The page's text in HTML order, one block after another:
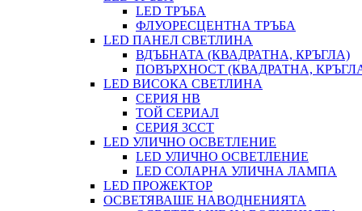
LED ТРЪБА
ФЛУОРЕСЦЕНТНА ТРЪБА
LED ПАНЕЛ СВЕТЛИНА
ВДЪБНАТА (КВАДРАТНА, КРЪГЛА)
ПОВЪРХНОСТ (КВАДРАТНА,
LED ВИСОКА СВЕТЛИНА
СЕРИЯ HB
ТОЙ СЕРИАЛ
СЕРИЯ 3CCT
LED УЛИЧНО ОСВЕТЛЕНИЕ
LED УЛИЧНО ОСВЕТЛЕНИЕ
LED СОЛАРНА УЛИЧНА ЛАМПА
LED ПРОЖЕКТОР
ОСВЕТЯВАШЕ НАВОДНЕНИЯТА